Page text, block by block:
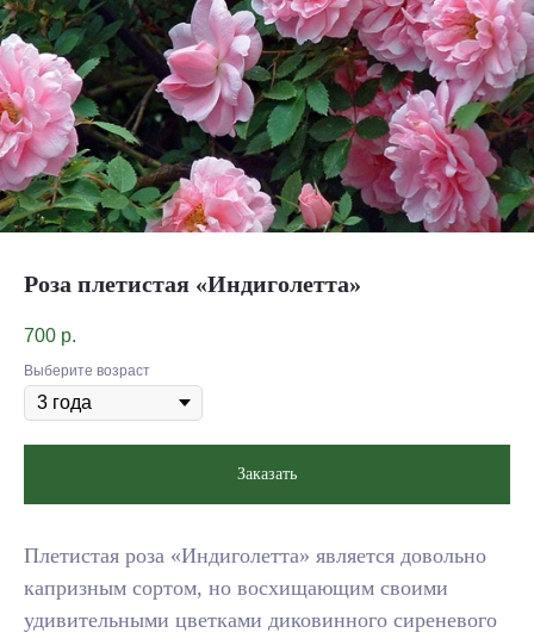
Роза плетистая «Индиголетта»
700 р.
Выберите возраст
Заказать
Плетистая роза «Индиголетта» является довольно
капризным сортом, но восхищающим своими
удивительными цветками диковинного сиреневого